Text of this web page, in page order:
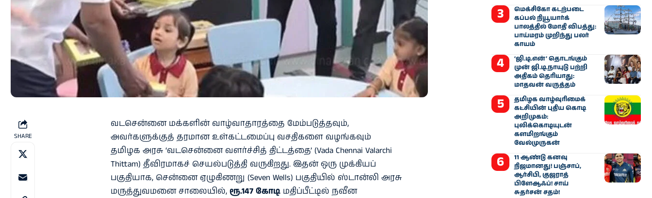
SHARE
வடசென்னை மக்களின் வாழ்வாதாரத்தை மேம்படுத்தவும்,
அவர்களுக்குத் தரமான உள்கட்டமைப்பு வசதிகளை வழங்கவும்
தமிழக அரசு ‘வடசென்னை வளர்ச்சித் திட்டத்தை’ (Vada Chennai Valarchi
Thittam) தீவிரமாகச் செயல்படுத்தி வருகிறது. இதன் ஒரு முக்கியப்
பகுதியாக, சென்னை ஏழுகிணறு (Seven Wells) பகுதியில் ஸ்டான்லி அரசு
மருத்துவமனை சாலையில், ரூ.147 கோடிமதிப்பீட்டில் நவீன
மெக்சிகோ கடற்படை
கப்பல் நியூயார்க்
பாலத்தில் மோதி விபத்து:
பாய்மரம் முறிந்து பலர்
காயம்
‘ஜி.டி.என்’ தொடங்கும்
முன் ஜி.டி.நாயுடு பற்றி
அதிகம் தெரியாது:
மாதவன் வருத்தம்
தமிழக வாழ்வுரிமைக்
கட்சியின் புதிய கொடி
அறிமுகம்:
புலிக்கொடியுடன்
களமிறங்கும்
வேல்முருகன்
11 ஆண்டு கனவு
நிஜமானது! பஞ்சாப்,
ஆர்சிபி, குஜராத்
பிளேஆஃப்! சாய்
சுதர்சன் சதம்!